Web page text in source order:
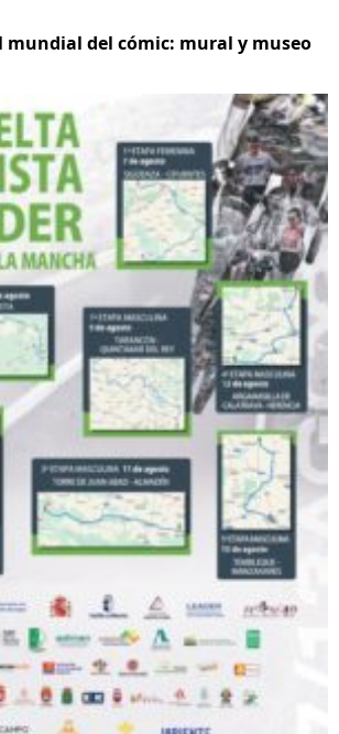
mundial del cómic: mural y museo